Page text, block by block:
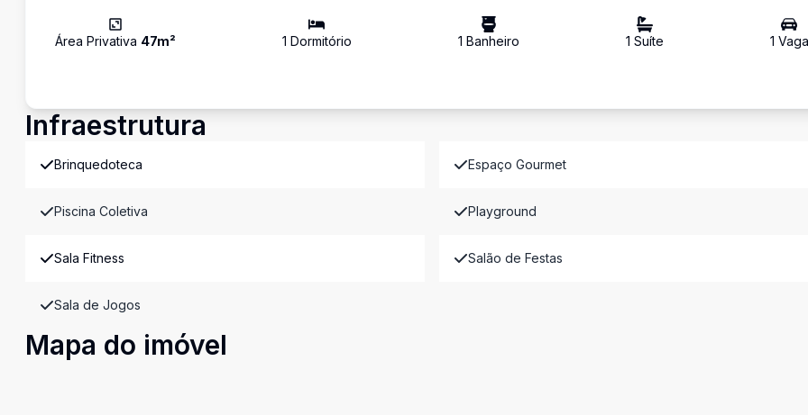
Área Privativa 47m² 1 Dormitório 1 Banheiro 1 Suíte 1 Vaga
Infraestrutura
Brinquedoteca Espaço Gourmet
Piscina Coletiva Playground
Sala Fitness Salão de Festas
Sala de Jogos
Mapa do imóvel